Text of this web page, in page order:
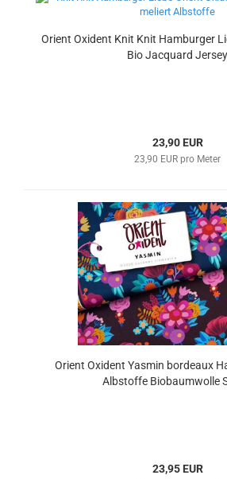
Orient Oxident Knit Knit Hamburger
Bio Jacquard Jersey
23,90 EUR
23,90 EUR pro Meter
Orient Oxident Yasmin bordeaux
Albstoffe Biobaumwolle
23,95 EUR